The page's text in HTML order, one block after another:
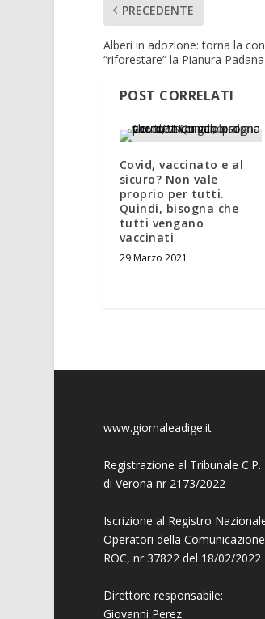
PRECEDENTE
Alberi in adozione: torna la
“riforestare” la Pianura Padana
POST CORRELATI
Covid, vaccinato e al
sicuro? Non vale
proprio per tutti.
Quindi, bisogna che
tutti vengano
vaccinati
29 Marzo 2021
www.giornaleadige.it
Registrazione al Tribunale C.P.
di Verona nr 2173/2022
Iscrizione al Registro
Operatori della
ROC, nr 37822 del 18/02/2022
Direttore responsabile:
Giovanni Perez